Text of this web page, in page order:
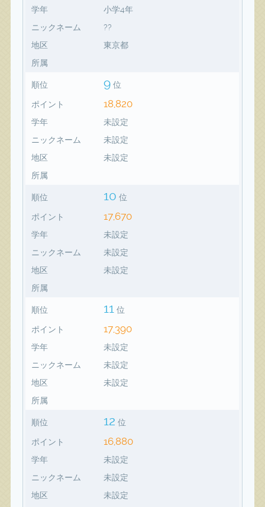
学年
小学4年
ニックネーム
??
地区
東京都
所属
順位 9 位
ポイント 18,820
学年
未設定
ニックネーム
未設定
地区
未設定
所属
順位 10 位
ポイント 17,670
学年
未設定
ニックネーム
未設定
地区
未設定
所属
順位 11 位
ポイント 17,390
学年
未設定
ニックネーム
未設定
地区
未設定
所属
順位 12 位
ポイント 16,880
学年
未設定
ニックネーム
未設定
地区
未設定